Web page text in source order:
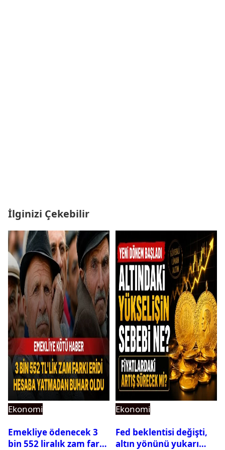
İlginizi Çekebilir
Ekonomi
Emekliye ödenecek 3
bin 552 liralık zam farkı
Ekonomi
Fed beklentisi değişti,
altın yönünü yukarı